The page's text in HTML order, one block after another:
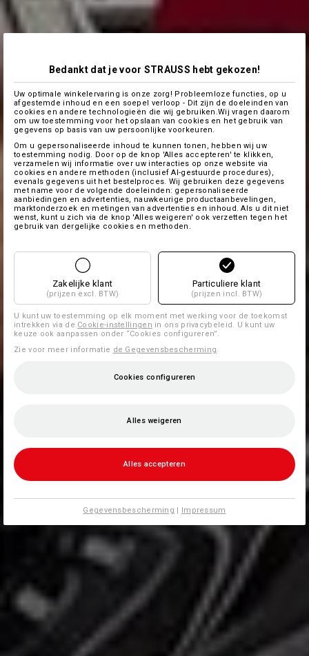
Bedankt dat je voor STRAUSS hebt gekozen!
Uw optimale winkelervaring is onze zorg! Probleemloze functies, op u
afgestemde inhoud en een soepel verloop - Dit zijn de doeleinden van
cookies en andere technologieën die wij gebruiken.Wij vragen daarom
om uw toestemming voor het opslaan van cookies en het gebruik van
gegevens op basis van uw persoonlijke voorkeuren.
Om u gepersonaliseerde inhoud te kunnen tonen, hebben wij uw
toestemming nodig. Door op de knop 'Alles accepteren' te klikken,
verzamelen wij informatie over uw interacties op onze website via
cookies en andere methoden (inclusief AI-gestuurde procedures),
evenals gegevens uit het bestelproces. Wij gebruiken deze gegevens
met name voor de volgende doeleinden: gepersonaliseerde
aanbiedingen en advertenties, nauwkeurige productaanbevelingen,
marktonderzoek en metingen van advertenties en inhoud. Als u dit niet
wenst, kunt u zich via de knop 'Alles weigeren' ook verzetten tegen het
gebruik van dergelijke cookies en methoden.
Zakelijke klant
(prijzen excl. BTW)
Particuliere klant
(prijzen incl. BTW)
U kunt uw toestemming op elk moment met werking voor de toekomst
intrekken via de Cookie-instellingen in ons privacybeleid. U kunt uw
keuze ook aanpassen onder “Cookies configureren”.
Zie voor meer informatie de Gegevensbescherming
Cookies configureren
Alles weigeren
Alles accepteren
Gegevensbescherming | Impressum